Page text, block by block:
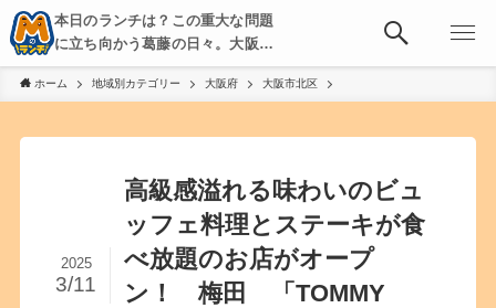
本日のランチは？この重大な問題
に立ち向かう葛藤の日々。大阪・
京都・神戸を中心とした食べ歩
き、飲み歩きを綴る。
ホーム 地域別カテゴリー 大阪府 大阪市北区
高級感溢れる味わいのビュ
ッフェ料理とステーキが食
べ放題のお店がオープ
ン！ 梅田 「TOMMY
2025
3/11